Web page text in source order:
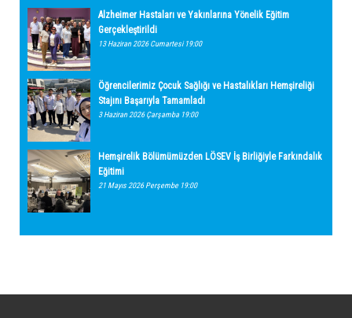
Alzheimer Hastaları ve Yakınlarına Yönelik Eğitim
Gerçekleştirildi
13 Haziran 2026 Cumartesi 19:00
Öğrencilerimiz Çocuk Sağlığı ve Hastalıkları Hemşireliği
Stajını Başarıyla Tamamladı
3 Haziran 2026 Çarşamba 19:00
Hemşirelik Bölümümüzden LÖSEV İş Birliğiyle Farkındalık
Eğitimi
21 Mayıs 2026 Perşembe 19:00